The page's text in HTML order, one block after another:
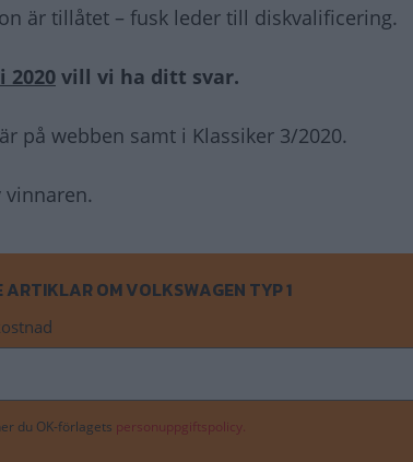
är tillåtet – fusk leder till diskvalificering.
2020 vill vi ha ditt svar.
på webben samt i Klassiker 3/2020.
vinnaren.
ARTIKLAR OM VOLKSWAGEN TYP 1
du OK-förlagets personuppgiftspolicy.